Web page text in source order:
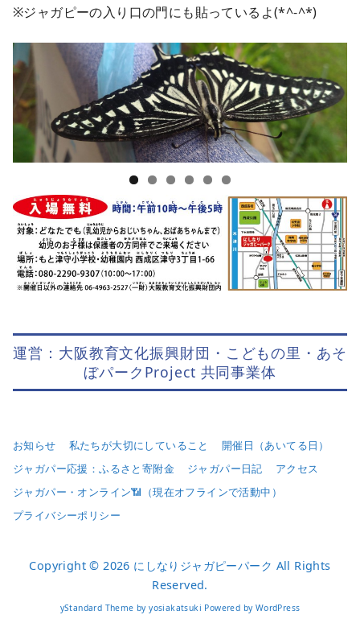
※ジャガピーの入り口の門にも貼っているよ(*^-^*)
運営：大阪教育文化振興財団・こどもの里・あそ
ぼパークProject 共同事業体
お知らせ 私たちが大切にしていること
開催日（あいてる日）
ジャガパー応援：ふるさと寄附金
ジャガパー日記
アクセス
ジャガパー・オンライン📶（現在オフラインで活動中）
プライバシーポリシー
Copyright © 2026 にしなりジャガピーパーク All Rights
Reserved.
yStandard Theme byyosiakatsuki Powered by WordPress